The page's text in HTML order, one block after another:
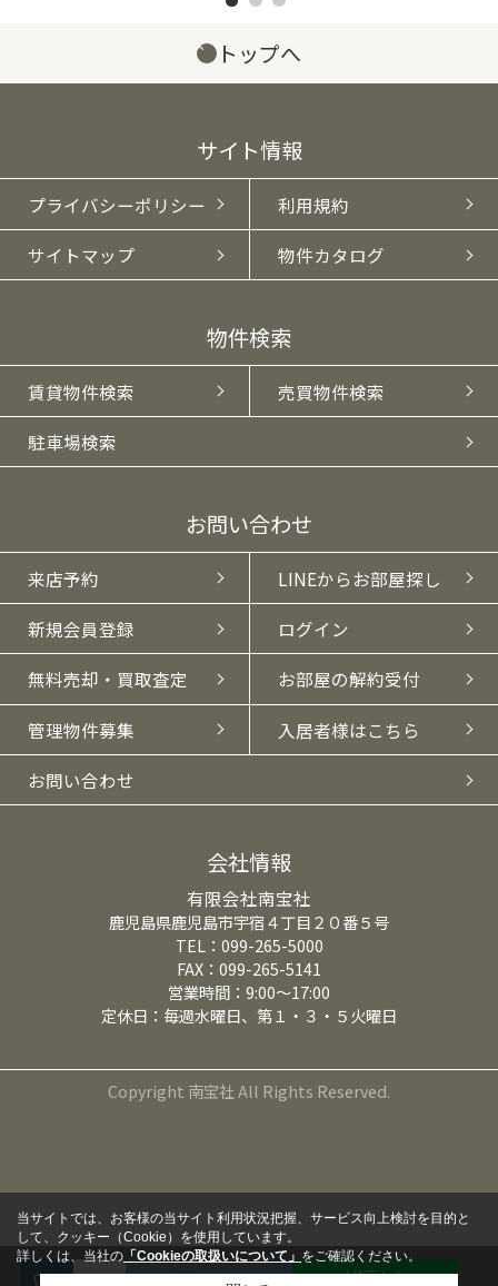
トップへ
サイト情報
プライバシーポリシー 利用規約
サイトマップ 物件カタログ
物件検索
賃貸物件検索 売買物件検索
駐車場検索
お問い合わせ
来店予約 LINEからお部屋探し
新規会員登録 ログイン
無料売却・買取査定 お部屋の解約受付
管理物件募集 入居者様はこちら
お問い合わせ
会社情報
有限会社南宝社
鹿児島県鹿児島市宇宿４丁目２０番５号
TEL：099-265-5000
FAX：099-265-5141
営業時間：9:00～17:00
定休日：毎週水曜日、第１・３・５火曜日
Copyright 南宝社 All Rights Reserved.
LINEから
当サイトでは、お客様の当サイト利用状況把握、サービス向上検討を目的と
して、クッキー（Cookie）を使用しています。
詳しくは、当社の 「Cookieの取扱いについて」をご確認ください。